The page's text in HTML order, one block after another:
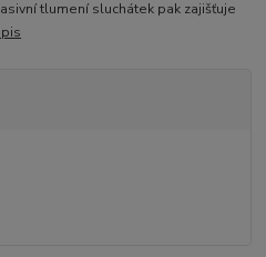
tlumení sluchátek pak zajišťuje